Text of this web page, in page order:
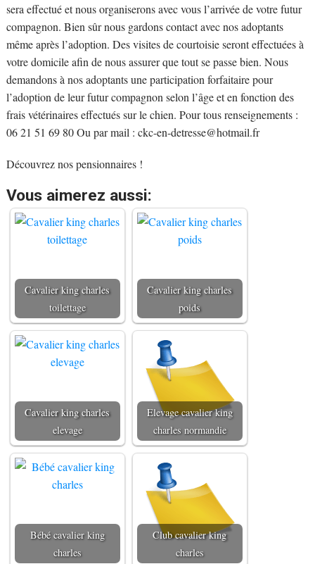
sera effectué et nous organiserons avec vous l’arrivée de votre futur
compagnon. Bien sûr nous gardons contact avec nos adoptants
même après l’adoption. Des visites de courtoisie seront effectuées à
votre domicile afin de nous assurer que tout se passe bien. Nous
demandons à nos adoptants une participation forfaitaire pour
l’adoption de leur futur compagnon selon l’âge et en fonction des
frais vétérinaires effectués sur le chien. Pour tous renseignements :
06 21 51 69 80 Ou par mail : ckc-en-detresse@hotmail.fr
Découvrez nos pensionnaires !
Vous aimerez aussi:
Cavalier king charles
toilettage
Cavalier king charles
poids
Cavalier king charles
elevage
Elevage cavalier king
charles normandie
Bébé cavalier king
charles
Club cavalier king
charles